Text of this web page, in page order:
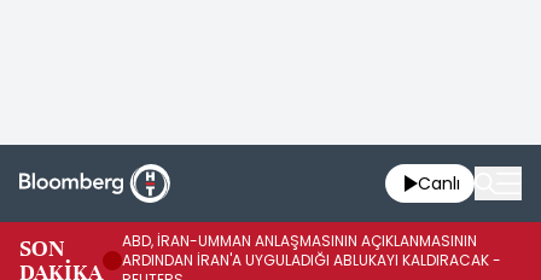
Canlı
SON
DAKİKA
ABD, İRAN-UMMAN ANLAŞMASININ AÇIKLANMASININ
ARDINDAN İRAN'A UYGULADIĞI ABLUKAYI KALDIRACAK -